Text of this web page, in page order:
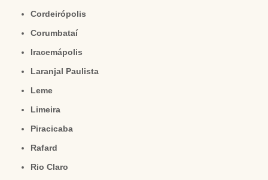
Cordeirópolis
Corumbataí
Iracemápolis
Laranjal Paulista
Leme
Limeira
Piracicaba
Rafard
Rio Claro